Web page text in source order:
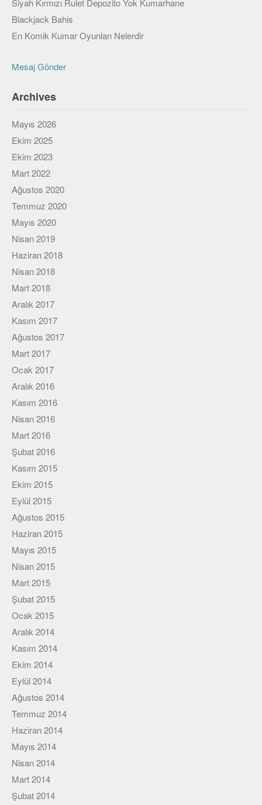
Siyah Kırmızı Rulet Depozito Yok Kumarhane
Blackjack Bahis
En Komik Kumar Oyunları Nelerdir
Mesaj Gönder
Archives
Mayıs 2026
Ekim 2025
Ekim 2023
Mart 2022
Ağustos 2020
Temmuz 2020
Mayıs 2020
Nisan 2019
Haziran 2018
Nisan 2018
Mart 2018
Aralık 2017
Kasım 2017
Ağustos 2017
Mart 2017
Ocak 2017
Aralık 2016
Kasım 2016
Nisan 2016
Mart 2016
Şubat 2016
Kasım 2015
Ekim 2015
Eylül 2015
Ağustos 2015
Haziran 2015
Mayıs 2015
Nisan 2015
Mart 2015
Şubat 2015
Ocak 2015
Aralık 2014
Kasım 2014
Ekim 2014
Eylül 2014
Ağustos 2014
Temmuz 2014
Haziran 2014
Mayıs 2014
Nisan 2014
Mart 2014
Şubat 2014